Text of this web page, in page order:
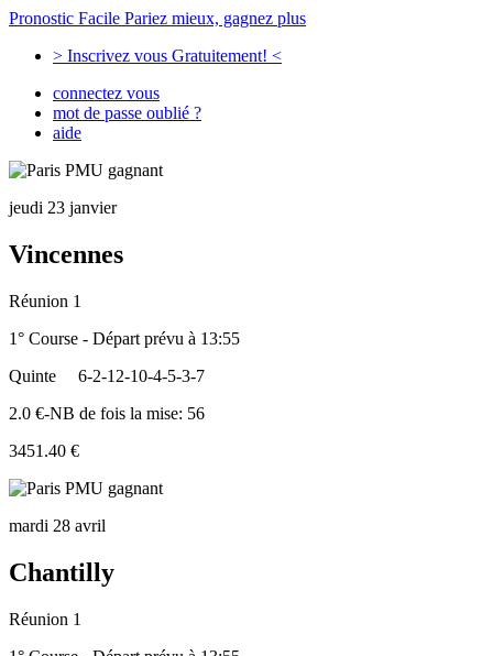
Pronostic Facile Pariez mieux, gagnez plus
> Inscrivez vous Gratuitement! <
connectez vous
mot de passe oublié ?
aide
jeudi 23 janvier
Vincennes
Réunion 1
1° Course - Départ prévu à 13:55
Quinte
6-2-12-10-4-5-3-7
2.0 €-NB de fois la mise: 56
3451.40 €
mardi 28 avril
Chantilly
Réunion 1